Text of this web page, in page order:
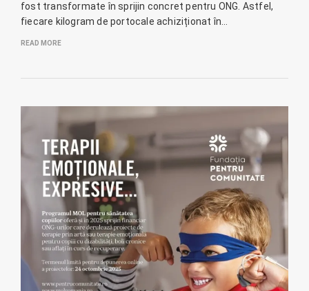
fost transformate în sprijin concret pentru ONG. Astfel,
fiecare kilogram de portocale achiziționat în…
READ MORE